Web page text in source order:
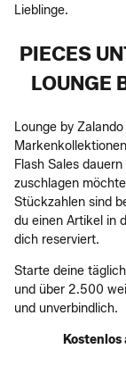
Lieblinge.
PIECES
LOUNGE
Lounge by
Flash Sales
zuschlagen
Stückzahlen sind
du einen Artikel in
dich reserviert.
Starte deine
und über 2.500
und unverbindlich.